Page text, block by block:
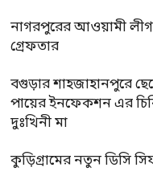
নাগরপুরের আওয়ামী লীগ
গ্রেফতার
বগুড়ার শাহজাহানপুরে
পায়ের ইনফেকশন এর
দুঃখিনী মা
কুড়িগ্রামের নতুন ডিসি